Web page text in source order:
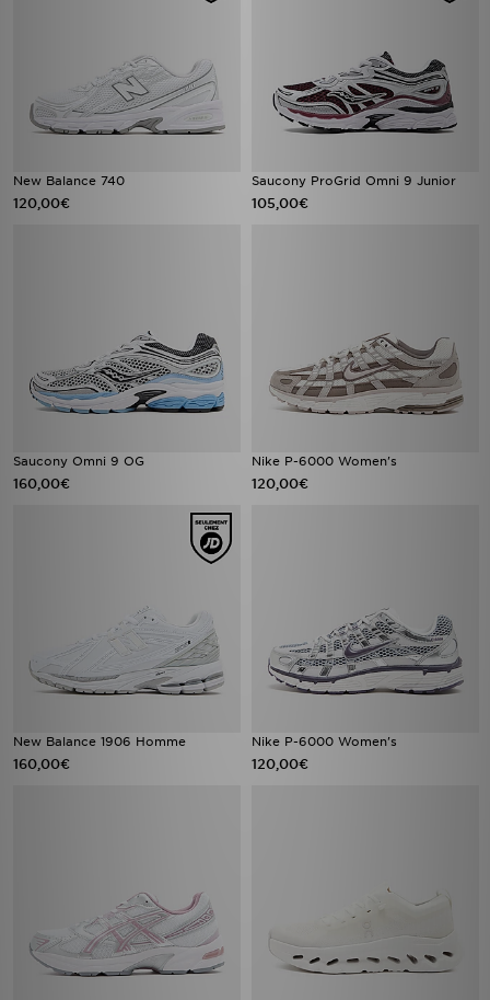
New Balance 740
120,00€
Saucony ProGrid Omni 9 Junior
105,00€
Saucony Omni 9 OG
160,00€
Nike P-6000 Women's
120,00€
New Balance 1906 Homme
160,00€
Nike P-6000 Women's
120,00€